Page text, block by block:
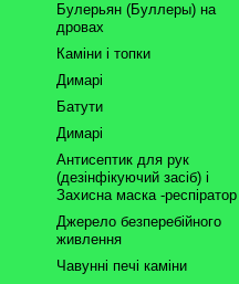
Булерьян (Буллеры) на
дровах
Каміни і топки
Димарі
Батути
Димарі
Антисептик для рук
(дезінфікуючий засіб) і
Захисна маска -респіратор
Джерело безперебійного
живлення
Чавунні печі каміни